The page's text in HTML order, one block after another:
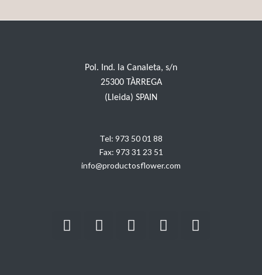
Pol. Ind. la Canaleta, s/n
25300 TÀRREGA
(Lleida) SPAIN
Tel: 973 50 01 88
Fax: 973 31 23 51
info@productosflower.com